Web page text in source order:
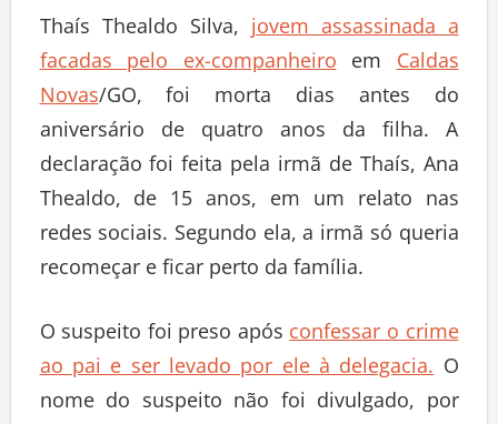
Thaís Thealdo Silva,jovem assassinada a
facadas pelo ex-companheiroemCaldas
Novas/GO, foi morta dias antes do
aniversário de quatro anos da filha. A
declaração foi feita pela irmã de Thaís, Ana
Thealdo, de 15 anos, em um relato nas
redes sociais. Segundo ela, a irmã só queria
recomeçar e ficar perto da família.
O suspeito foi preso apósconfessar o crime
ao pai e ser levado por ele à delegacia.O
nome do suspeito não foi divulgado, por